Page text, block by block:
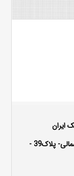
ایران
آدرس : میدان فاطمی- خیابان فلسطین شمالی- پلاک39 -